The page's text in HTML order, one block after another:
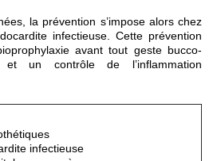
la prévention s’impose alors chez
infectieuse. Cette prévention
avant tout geste bucco-
un contrôle de l’inflammation
infectieuse